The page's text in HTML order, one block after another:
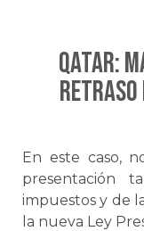
QATAR:
retraso
En este caso,
presentación
impuestos y de
la nueva Ley